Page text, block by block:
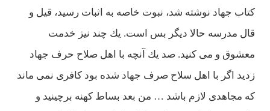
كتاب جهاد نوشته شد، نبوت خاصه به اثبات رسيد، قيل و
قال مدرسه حالا ديگر بس است. يك چند نيز خدمت
معشوق و می كنيد. صد يك آنچه با اهل صلاح حرف جهاد
زديد اگر با اهل سلاح صرف جهاد شده بود كافری نمی ماند
كه مجاهدی لازم باشد … من بعد بساط كهنه برچينيد و